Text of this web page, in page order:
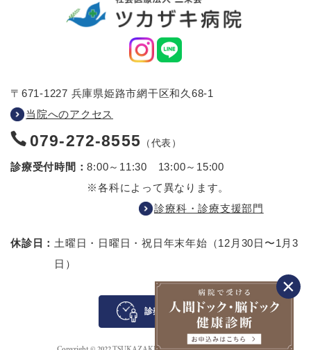
〒671-1227 兵庫県姫路市網干区和久68-1
当院へのアクセス
079-272-8555 （代表）
診療受付時間：8:00～11:30 13:00～15:00
※各科によって異なります。
診療科・診療支援部門
休診日： 土曜日・日曜日・祝日年末年始（12月30日〜1月3
日）
診察待ち案内